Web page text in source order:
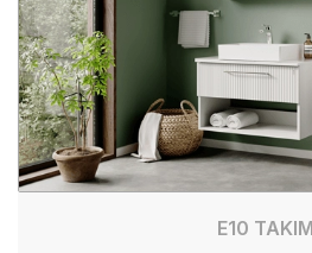
E10 TAKIM